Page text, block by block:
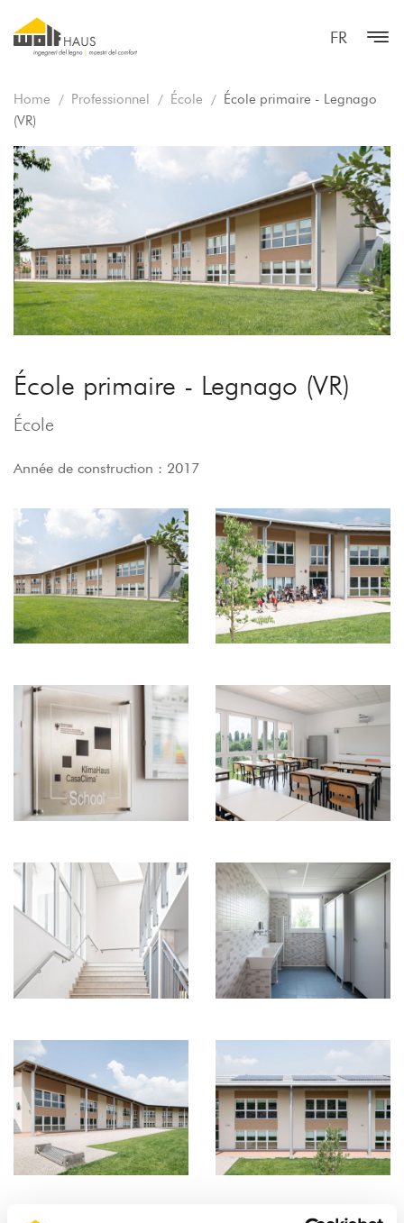
FR
Home Professionnel École
École primaire - Legnago
(VR)
École primaire - Legnago (VR)
École
Année de construction : 2017